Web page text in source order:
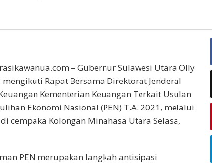
– Gubernur Sulawesi Utara Olly
Rapat Bersama Direktorat Jenderal
Kementerian Keuangan Terkait Usulan
Ekonomi Nasional (PEN) T.A. 2021, melalui
cempaka Kolongan Minahasa Utara Selasa,
PEN merupakan langkah antisipasi